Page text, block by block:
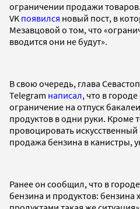
ограничении продажи
VK появился новый пост, в
Мезавцовой о том, что
вводится они не будут».
В свою очередь, глава
Telegram написал, что в
ограничение на отпуск
продуктов в одни руки. Кроме
провоцировать
продажа бензина в канистры,
Ранее он сообщил, что в
бензина и продуктов: бензина